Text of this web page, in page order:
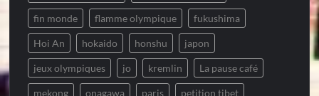
fin monde flamme olympique fukushima
Hoi An hokaido honshu japon
jeux olympiques jo kremlin La pause café
mekong onagawa paris petition tibet